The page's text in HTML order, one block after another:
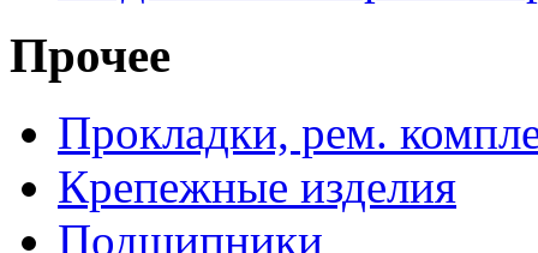
Прочее
Прокладки, рем.
Крепежные изделия
Подшипники